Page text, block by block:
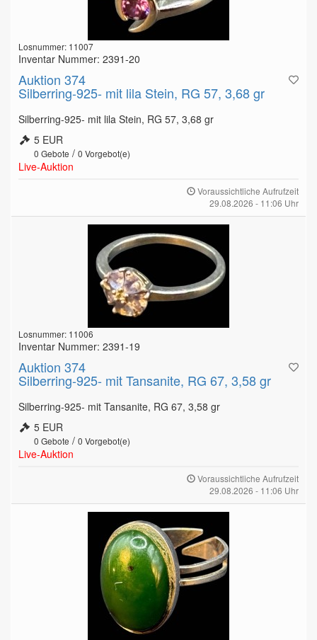
Losnummer: 11007
Inventar Nummer: 2391-20
Auktion 374
Silberring-925- mit lila Stein, RG 57, 3,68 gr
Silberring-925- mit lila Stein, RG 57, 3,68 gr
5 EUR
0 Gebote / 0 Vorgebot(e)
Live-Auktion
Voraussichtliche Aufrufzeit
29.08.2026 - 11:06 Uhr
Losnummer: 11006
Inventar Nummer: 2391-19
Auktion 374
Silberring-925- mit Tansanite, RG 67, 3,58 gr
Silberring-925- mit Tansanite, RG 67, 3,58 gr
5 EUR
0 Gebote / 0 Vorgebot(e)
Live-Auktion
Voraussichtliche Aufrufzeit
29.08.2026 - 11:06 Uhr